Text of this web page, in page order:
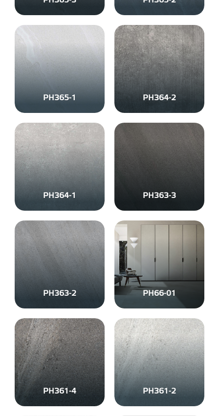
PH365-1 PH364-2
PH364-1 PH363-3
PH363-2 PH66-01
PH361-4 PH361-2